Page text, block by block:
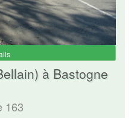
à Bastogne
163